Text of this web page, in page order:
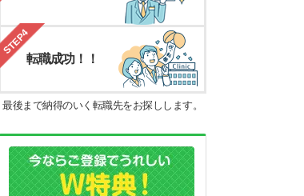
STEP4
転職成功！！
最後まで納得のいく転職先をお探しします。